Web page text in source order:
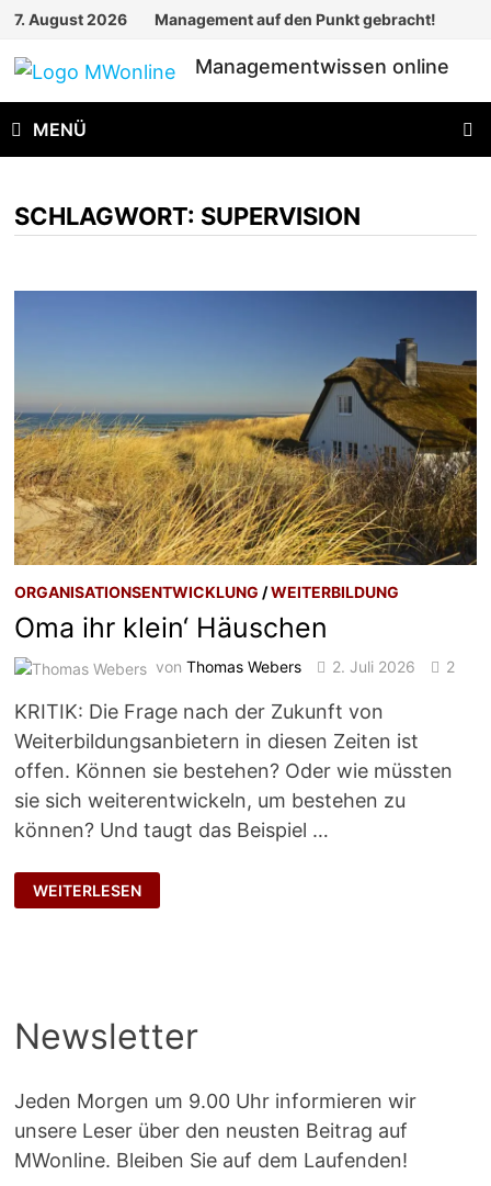
Zum
springen
7. August 2026 Management auf den Punkt gebracht!
Managementwissen online
MENÜ
SCHLAGWORT: SUPERVISION
ORGANISATIONSENTWICKLUNG /WEITERBILDUNG
Oma ihr klein‘ Häuschen
vonThomas Webers 2. Juli 2026 2
KRITIK: Die Frage nach der Zukunft von
Weiterbildungsanbietern in diesen Zeiten ist
offen. Können sie bestehen? Oder wie müssten
sie sich weiterentwickeln, um bestehen zu
können? Und taugt das Beispiel …
OMA
IHR
KLEIN‘
WEITERLESEN
Newsletter
Jeden Morgen um 9.00 Uhr informieren wir
unsere Leser über den neusten Beitrag auf
MWonline. Bleiben Sie auf dem Laufenden!